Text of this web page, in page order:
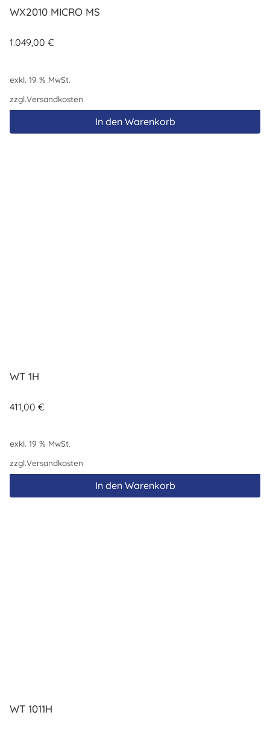
WX2010 MICRO MS
1.049,00 €
exkl. 19 % MwSt.
zzgl.Versandkosten
In den Warenkorb
WT 1H
411,00 €
exkl. 19 % MwSt.
zzgl.Versandkosten
In den Warenkorb
WT 1011H